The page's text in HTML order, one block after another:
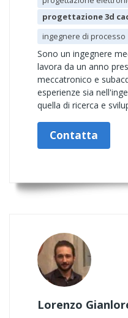
progettazione 3d
ingegnere di processo
Sono un ingegnere
lavora da un anno
meccatronico e
esperienze sia
quella di ricerca e
Contatta
Lorenzo